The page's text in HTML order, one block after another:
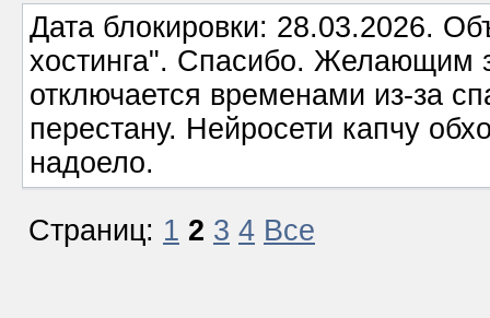
Дата блокировки: 28.03.2026.
хостинга". Спасибо. Желающим
отключается временами из-за
перестану. Нейросети капчу
надоело.
Страниц: 1 2 3 4 Все